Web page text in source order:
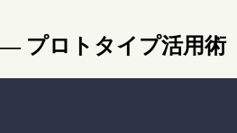
プロトタイプ活用術